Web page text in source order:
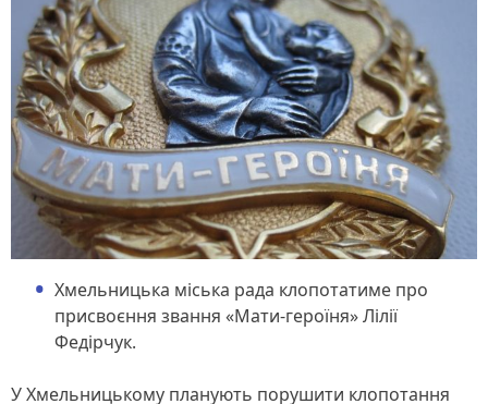
Хмельницька міська рада клопотатиме про
присвоєння звання «Мати-героїня» Лілії
Федірчук.
У Хмельницькому планують порушити клопотання